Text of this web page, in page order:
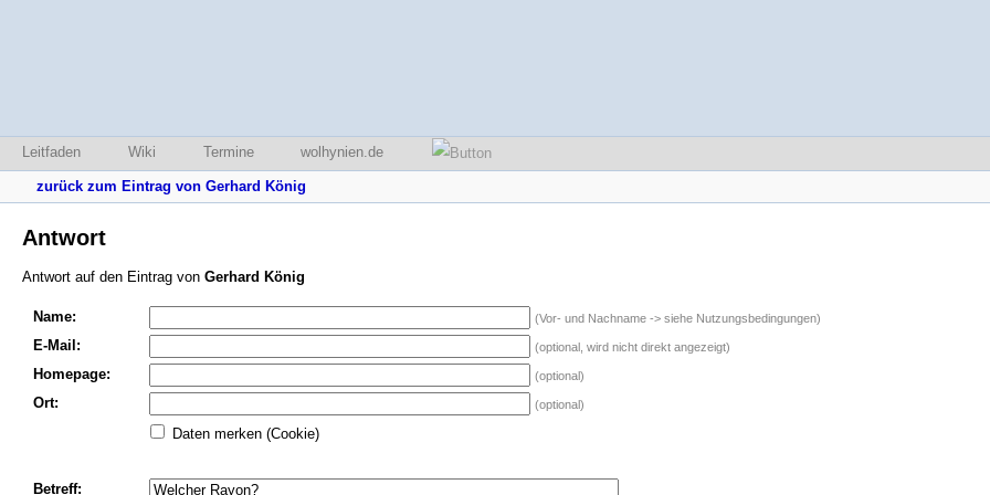
Leitfaden Wiki Termine wolhynien.de
zurück zum Eintrag von Gerhard König
Antwort
Antwort auf den Eintrag von Gerhard König
Name: (Vor- und Nachname -> siehe Nutzungsbedingungen)
E-Mail: (optional, wird nicht direkt angezeigt)
Homepage: (optional)
Ort: (optional)
Daten merken (Cookie)
Betreff: